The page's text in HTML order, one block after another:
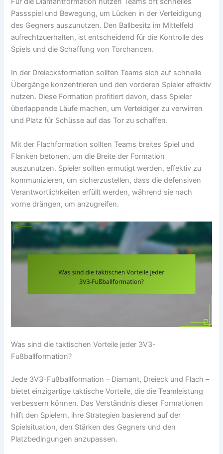
Passspiel und Bewegung, um Lücken in der Verteidigung
des Gegners auszunutzen. Den Ballbesitz im Mittelfeld
aufrechtzuerhalten, ist entscheidend für die Kontrolle des
Spiels und die Schaffung von Torchancen.
In der Dreiecksformation sollten Teams sich auf schnelle
Übergänge konzentrieren und den vorderen Spieler effektiv
nutzen. Diese Formation profitiert davon, dass Spieler
überlappende Läufe machen, um Verteidiger zu verwirren
und Platz für Schüsse auf das Tor zu schaffen.
Mit der Flachformation sollten Teams breites Spiel und
Flanken betonen, um die Breite der Formation
auszunutzen. Spieler sollten ermutigt werden, effektiv zu
kommunizieren, um sicherzustellen, dass die defensiven
Verantwortlichkeiten erfüllt werden, während sie nach
vorne drängen, um anzugreifen.
Was sind die taktischen Vorteile jeder 3V3-
Fußballformation?
Jede 3V3-Fußballformation – Diamant, Dreieck und Flach –
bietet einzigartige taktische Vorteile, die die Teamleistung
verbessern können. Das Verständnis dieser Formationen
hilft den Spielern, ihre Strategien basierend auf der
Spielsituation, den Stärken des Gegners und den
Platzbedingungen anzupassen.